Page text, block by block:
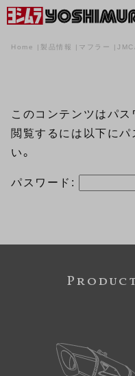
Home 製品情報 マフラー
このコンテンツはパス
閲覧するには以下に
い。
パスワード: